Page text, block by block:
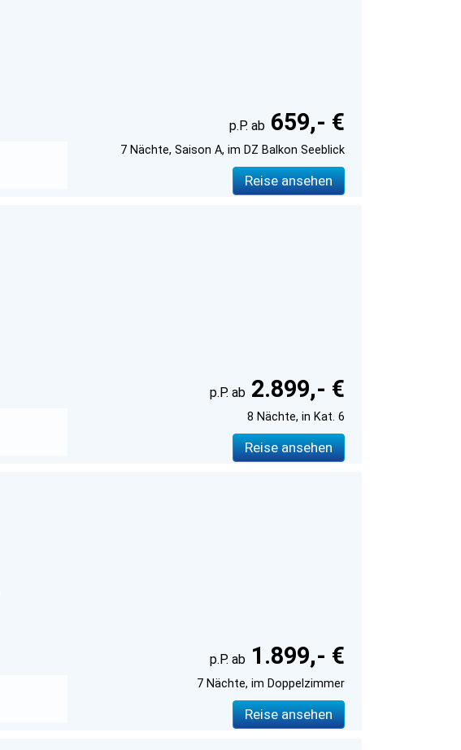
659,- €
7 Nächte, Saison A, im DZ Balkon Seeblick
Reise ansehen
2.899,- €
8 Nächte, in Kat. 6
Reise ansehen
1.899,- €
7 Nächte, im Doppelzimmer
Reise ansehen